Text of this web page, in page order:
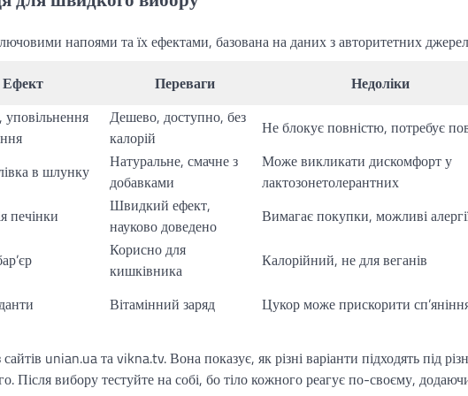
напоями та їх ефектами, базована на даних з авторитетних
Ефект Переваги Недоліки
уповільнення
Дешево, доступно, без
калорій
Не блокує повністю, потребує
в шлунку
Натуральне, смачне з
добавками
Може викликати дискомфорт у
лактозонетолерантних
печінки
Швидкий ефект,
науково доведено
Вимагає покупки, можливі
Корисно для
кишківника
Калорійний, не для веганів
Вітамінний заряд Цукор може прискорити
unian.ua та vikna.tv. Вона показує, як різні варіанти підходять під
Після вибору тестуйте на собі, бо тіло кожного реагує по-своєму,